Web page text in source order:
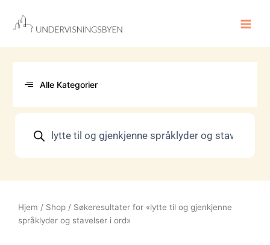
innholdet
Alle Kategorier
search
Hjem / Shop / Søkeresultater for «lytte til og gjenkjenne
språklyder og stavelser i ord»